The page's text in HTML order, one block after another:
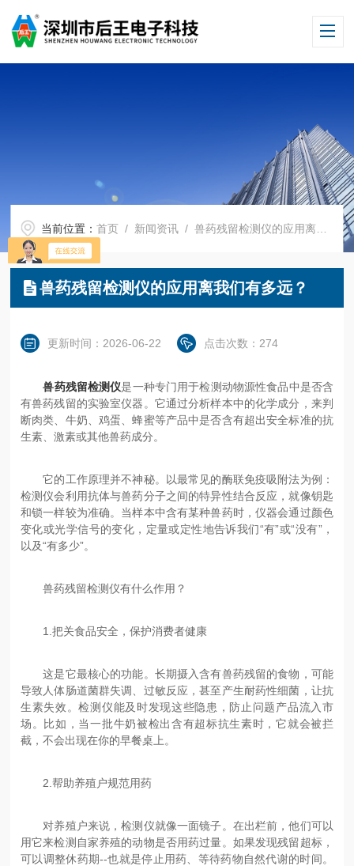
当前位置：首页 / 新闻资讯 / 兽药残留检测仪的应用离我们有多远？
兽药残留检测仪的应用离我们有多远？
更新时间：2026-06-22 点击次数：274
兽药残留检测仪是一种专门用于检测动物源性食品中是否含
有兽药残留的实验室仪器。它通过分析样本中的化学成分，来判
断肉类、牛奶、鸡蛋、蜂蜜等产品中是否含有超出安全标准的抗
生素、激素或其他兽药成分。
它的工作原理并不神秘。以最常见的酶联免疫吸附法为例：
检测仪会利用抗体与兽药分子之间的特异性结合反应，就像钥匙
和锁一样较为准确。当样本中含有某种兽药时，仪器会通过颜色
变化或光学信号的变化，定量或定性地告诉我们“有”或“没有”，
以及“有多少”。
兽药残留检测仪有什么作用？
1.把关食品安全，保护消费者健康
这是它最核心的功能。长期摄入含有兽药残留的食物，可能
导致人体肠道菌群失调、过敏反应，甚至产生耐药性细菌，让抗
生素失效。检测仪能及时发现这些隐患，防止问题产品流入市
场。比如，当一批牛奶被检出含有超标抗生素时，它就会被拦
截，不会出现在你的早餐桌上。
2.帮助养殖户规范用药
对养殖户来说，检测仪就像一面镜子。在出栏前，他们可以
用它来检测自家养殖的动物是否用药过量。如果发现残留超标，
可以调整休药期--也就是停止用药、等待药物自然代谢的时间。